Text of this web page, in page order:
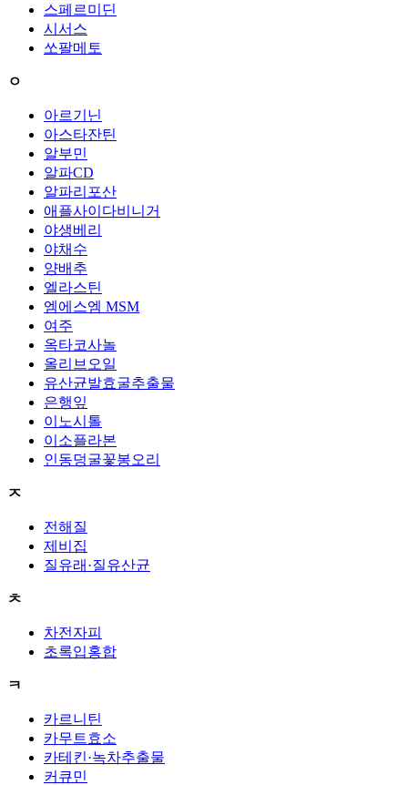
스페르미딘
시서스
쏘팔메토
ㅇ
아르기닌
아스타잔틴
알부민
알파CD
알파리포산
애플사이다비니거
야생베리
야채수
양배추
엘라스틴
엠에스엠 MSM
여주
옥타코사놀
올리브오일
유산균발효굴추출물
은행잎
이노시톨
이소플라본
인동덩굴꽃봉오리
ㅈ
전해질
제비집
질유래·질유산균
ㅊ
차전자피
초록입홍합
ㅋ
카르니틴
카무트효소
카테킨·녹차추출물
커큐민